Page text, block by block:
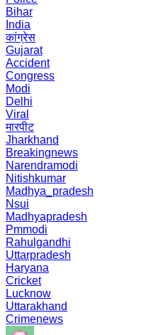
Bihar
India
कांग्रेस
Gujarat
Accident
Congress
Modi
Delhi
Viral
मारपीट
Jharkhand
Breakingnews
Narendramodi
Nitishkumar
Madhya_pradesh
Nsui
Madhyapradesh
Pmmodi
Rahulgandhi
Uttarpradesh
Haryana
Cricket
Lucknow
Uttarakhand
Crimenews